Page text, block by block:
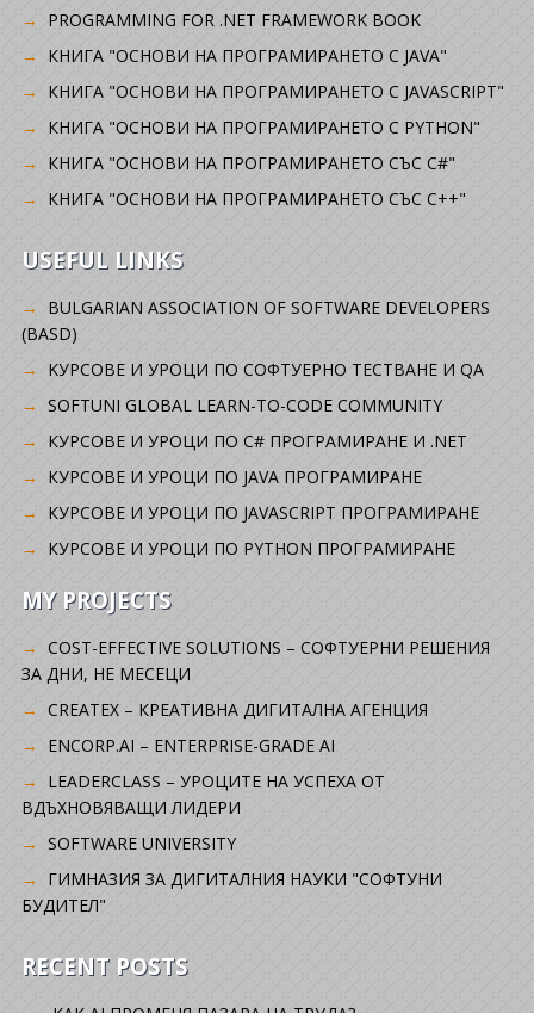
PROGRAMMING FOR .NET FRAMEWORK BOOK
КНИГА "ОСНОВИ НА ПРОГРАМИРАНЕТО С JAVA"
КНИГА "ОСНОВИ НА ПРОГРАМИРАНЕТО С JAVASCRIPT"
КНИГА "ОСНОВИ НА ПРОГРАМИРАНЕТО С PYTHON"
КНИГА "ОСНОВИ НА ПРОГРАМИРАНЕТО СЪС C#"
КНИГА "ОСНОВИ НА ПРОГРАМИРАНЕТО СЪС C++"
USEFUL LINKS
BULGARIAN ASSOCIATION OF SOFTWARE DEVELOPERS
(BASD)
KУРСОВЕ И УРОЦИ ПО СОФТУЕРНО ТЕСТВАНЕ И QA
SOFTUNI GLOBAL LEARN-TO-CODE COMMUNITY
КУРСОВЕ И УРОЦИ ПО C# ПРОГРАМИРАНЕ И .NET
КУРСОВЕ И УРОЦИ ПО JAVA ПРОГРАМИРАНЕ
КУРСОВЕ И УРОЦИ ПО JAVASCRIPT ПРОГРАМИРАНЕ
КУРСОВЕ И УРОЦИ ПО PYTHON ПРОГРАМИРАНЕ
MY PROJECTS
COST-EFFECTIVE SOLUTIONS – СОФТУЕРНИ РЕШЕНИЯ
ЗА ДНИ, НЕ МЕСЕЦИ
CREATEX – КРЕАТИВНА ДИГИТАЛНА АГЕНЦИЯ
ENCORP.AI – ENTERPRISE-GRADE AI
LEADERCLASS – УРОЦИТЕ НА УСПЕХА ОТ
ВДЪХНОВЯВАЩИ ЛИДЕРИ
SOFTWARE UNIVERSITY
ГИМНАЗИЯ ЗА ДИГИТАЛНИЯ НАУКИ "СОФТУНИ
БУДИТЕЛ"
RECENT POSTS